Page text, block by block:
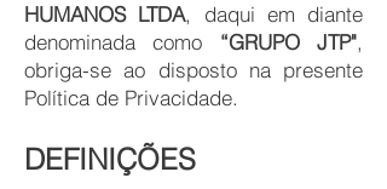
HUMANOS LTDA, daqui em diante
denominada como “GRUPO JTP",
obriga-se ao disposto na presente
Política de Privacidade.
DEFINIÇÕES